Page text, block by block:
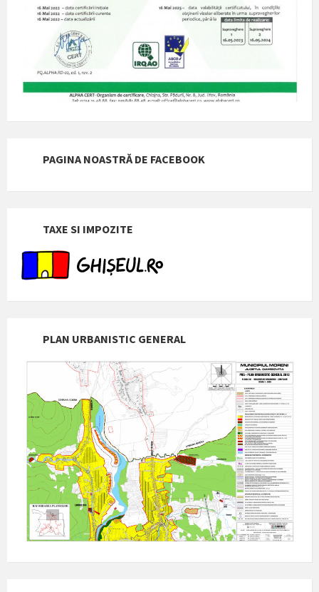
PAGINA NOASTRĂ DE FACEBOOK
TAXE SI IMPOZITE
PLAN URBANISTIC GENERAL